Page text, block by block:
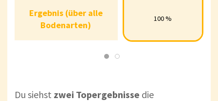
Ergebnis (über alle
Bodenarten)
100 %100 %
Ergebnis (über alle
Bodenarten)
Du siehst zwei Topergebnisse die